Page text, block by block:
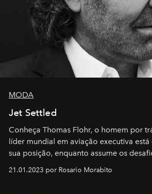
MODA
Jet Settled
Conheça Thomas Flohr, o homem por
líder mundial em aviação executiva
sua posição, enquanto assume os
21.01.2023 por Rosario Morabito